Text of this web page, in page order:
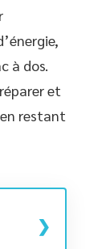
à dos.
et
restant